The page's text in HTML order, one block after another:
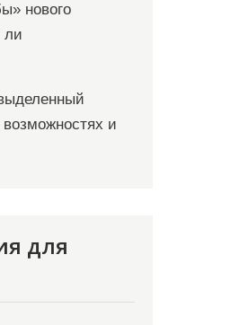
нового
ли
и
для